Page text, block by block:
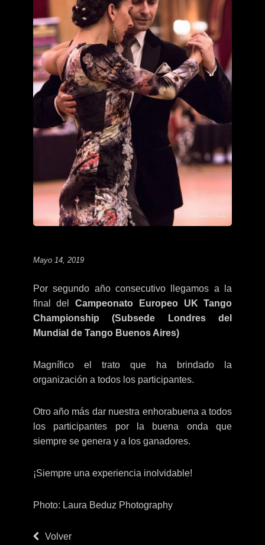
Mayo 14, 2019
Por segundo año consecutivo llegamos a la
final delCampeonato Europeo UK Tango
Championship (Subsede Londres del
Mundial de Tango Buenos Aires)
Magnífico el trato que ha brindado la
organización a todos los participantes.
Otro año más dar nuestra enhorabuena a todos
los participantes por la buena onda que
siempre se genera y a los ganadores.
¡Siempre una experiencia inolvidable!
Photo: Laura Beduz Photography
Volver